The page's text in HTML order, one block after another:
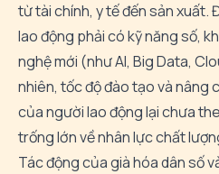
từ tài chính, y tế đến sản xuất.
lao động phải có kỹ năng số,
nghệ mới (như AI, Big Data,
nhiên, tốc độ đào tạo và nâng
của người lao động lại chưa
trống lớn về nhân lực chất
Tác động của già hóa dân số